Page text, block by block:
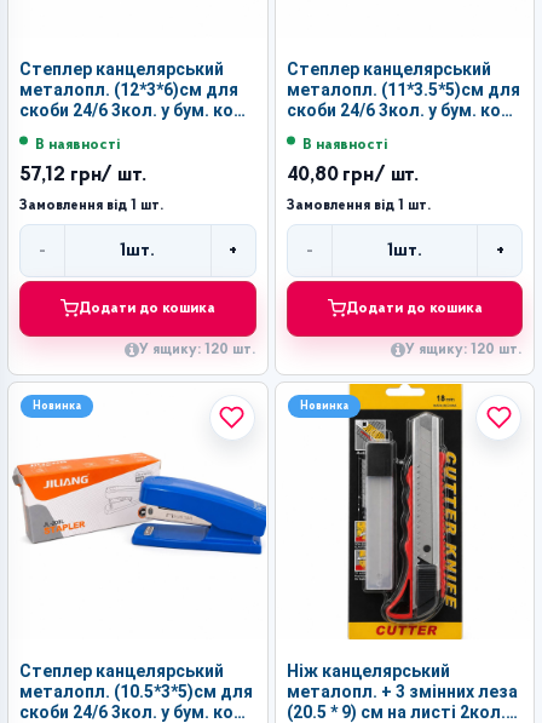
Степлер канцелярський
металопл. (12*3*6)см для
скоби 24/6 3кол. у бум. кол.
В наявності
57,12 грн/ шт.
Замовлення від 1 шт.
- 1шт. +
Додати до кошика
У ящику: 120 шт.
Степлер канцелярський
металопл. (11*3.5*5)см для
скоби 24/6 3кол. у бум. кол.
В наявності
40,80 грн/ шт.
Замовлення від 1 шт.
- 1шт. +
Додати до кошика
У ящику: 120 шт.
Новинка
Степлер канцелярський
металопл. (10.5*3*5)см для
скоби 24/6 3кол. у бум. кол.
Новинка
Ніж канцелярський
металопл. + 3 змінних леза
(20.5 * 9) см на листі 2кол.